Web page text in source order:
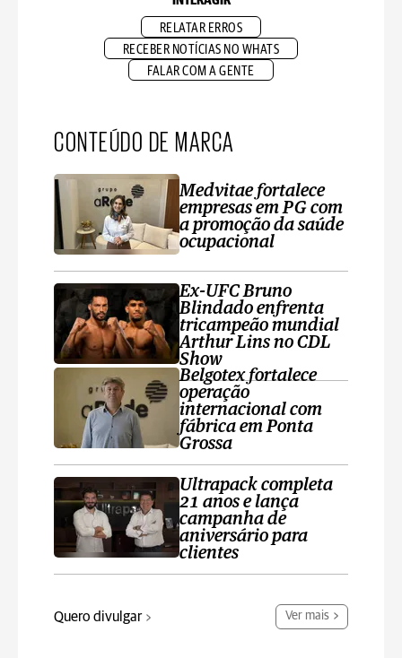
RELATAR ERROS
RECEBER NOTÍCIAS NO WHATS
FALAR COM A GENTE
CONTEÚDO DE MARCA
Medvitae fortalece
empresas em PG com
a promoção da saúde
ocupacional
Ex-UFC Bruno
Blindado enfrenta
tricampeão mundial
Arthur Lins no CDL
Show
Belgotex fortalece
operação
internacional com
fábrica em Ponta
Grossa
Ultrapack completa
21 anos e lança
campanha de
aniversário para
clientes
Quero divulgar Ver mais